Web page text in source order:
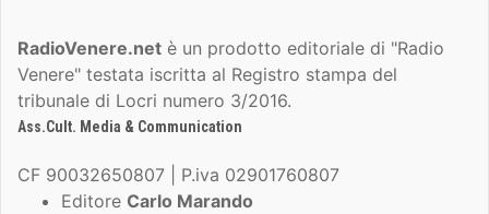
RadioVenere.net è un prodotto editoriale di "Radio
Venere" testata iscritta al Registro stampa del
tribunale di Locri numero 3/2016.
Ass.Cult. Media & Communication
CF 90032650807 | P.iva 02901760807
Editore Carlo Marando